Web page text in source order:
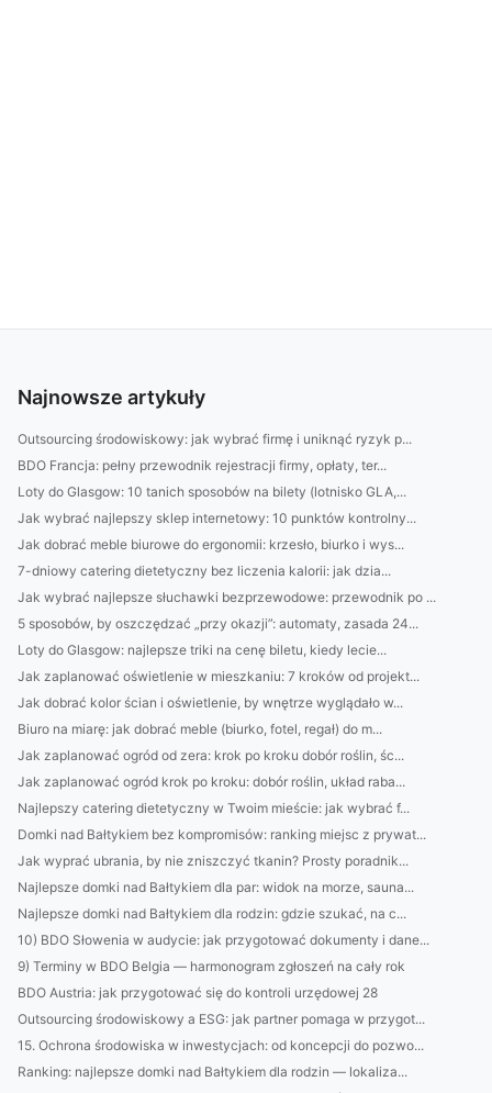
Najnowsze artykuły
Outsourcing środowiskowy: jak wybrać firmę i uniknąć ryzyk p...
BDO Francja: pełny przewodnik rejestracji firmy, opłaty, ter...
Loty do Glasgow: 10 tanich sposobów na bilety (lotnisko GLA,...
Jak wybrać najlepszy sklep internetowy: 10 punktów kontrolny...
Jak dobrać meble biurowe do ergonomii: krzesło, biurko i wys...
7-dniowy catering dietetyczny bez liczenia kalorii: jak dzia...
Jak wybrać najlepsze słuchawki bezprzewodowe: przewodnik po ...
5 sposobów, by oszczędzać „przy okazji”: automaty, zasada 24...
Loty do Glasgow: najlepsze triki na cenę biletu, kiedy lecie...
Jak zaplanować oświetlenie w mieszkaniu: 7 kroków od projekt...
Jak dobrać kolor ścian i oświetlenie, by wnętrze wyglądało w...
Biuro na miarę: jak dobrać meble (biurko, fotel, regał) do m...
Jak zaplanować ogród od zera: krok po kroku dobór roślin, śc...
Jak zaplanować ogród krok po kroku: dobór roślin, układ raba...
Najlepszy catering dietetyczny w Twoim mieście: jak wybrać f...
Domki nad Bałtykiem bez kompromisów: ranking miejsc z prywat...
Jak wyprać ubrania, by nie zniszczyć tkanin? Prosty poradnik...
Najlepsze domki nad Bałtykiem dla par: widok na morze, sauna...
Najlepsze domki nad Bałtykiem dla rodzin: gdzie szukać, na c...
10) BDO Słowenia w audycie: jak przygotować dokumenty i dane...
9) Terminy w BDO Belgia — harmonogram zgłoszeń na cały rok
BDO Austria: jak przygotować się do kontroli urzędowej 28
Outsourcing środowiskowy a ESG: jak partner pomaga w przygot...
15. Ochrona środowiska w inwestycjach: od koncepcji do pozwo...
Ranking: najlepsze domki nad Bałtykiem dla rodzin — lokaliza...